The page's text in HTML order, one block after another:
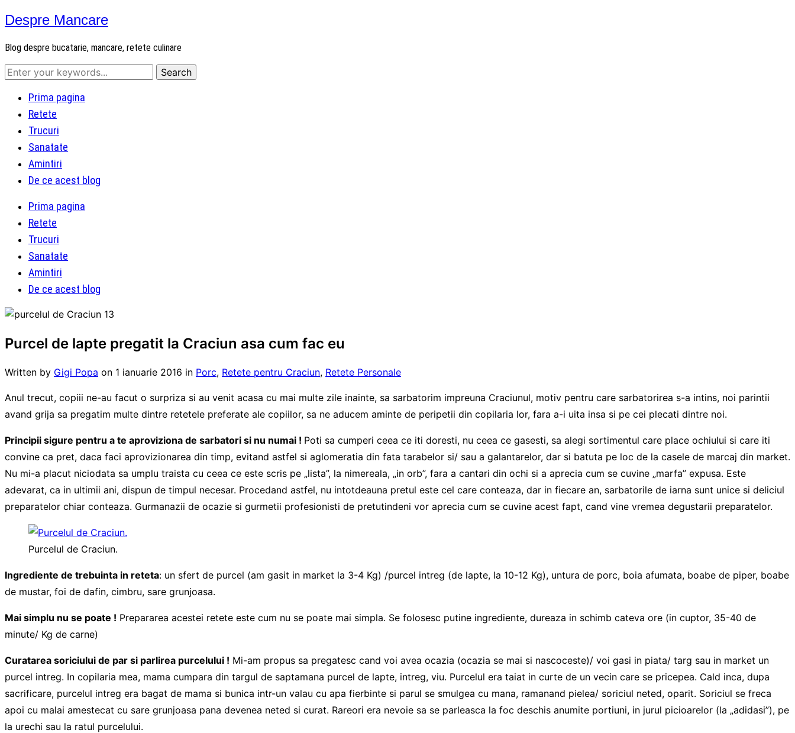
Despre Mancare
Blog despre bucatarie, mancare, retete culinare
Prima pagina
Retete
Trucuri
Sanatate
Amintiri
De ce acest blog
Prima pagina
Retete
Trucuri
Sanatate
Amintiri
De ce acest blog
Purcel de lapte pregatit la Craciun asa cum fac eu
Written by Gigi Popa on 1 ianuarie 2016 in Porc, Retete pentru Craciun, Retete Personale
Anul trecut, copiii ne-au facut o surpriza si au venit acasa cu mai multe zile inainte, sa sarbatorim impreuna Craciunul, motiv pentru care sarbatorirea s-a intins, noi parintii
avand grija sa pregatim multe dintre retetele preferate ale copiilor, sa ne aducem aminte de peripetii din copilaria lor, fara a-i uita insa si pe cei plecati dintre noi.
Principii sigure pentru a te aproviziona de sarbatori si nu numai ! Poti sa cumperi ceea ce iti doresti, nu ceea ce gasesti, sa alegi sortimentul care place ochiului si care iti
convine ca pret, daca faci aprovizionarea din timp, evitand astfel si aglomeratia din fata tarabelor si/ sau a galantarelor, dar si batuta pe loc de la casele de marcaj din market.
Nu mi-a placut niciodata sa umplu traista cu ceea ce este scris pe „lista”, la nimereala, „in orb”, fara a cantari din ochi si a aprecia cum se cuvine „marfa” expusa. Este
adevarat, ca in ultimii ani, dispun de timpul necesar. Procedand astfel, nu intotdeauna pretul este cel care conteaza, dar in fiecare an, sarbatorile de iarna sunt unice si deliciul
preparatelor chiar conteaza. Gurmanazii de ocazie si gurmetii profesionisti de pretutindeni vor aprecia cum se cuvine acest fapt, cand vine vremea degustarii preparatelor.
Purcelul de Craciun.
Ingrediente de trebuinta in reteta: un sfert de purcel (am gasit in market la 3-4 Kg) /purcel intreg (de lapte, la 10-12 Kg), untura de porc, boia afumata, boabe de piper, boabe
de mustar, foi de dafin, cimbru, sare grunjoasa.
Mai simplu nu se poate ! Prepararea acestei retete este cum nu se poate mai simpla. Se folosesc putine ingrediente, dureaza in schimb cateva ore (in cuptor, 35-40 de
minute/ Kg de carne)
Curatarea soriciului de par si parlirea purcelului ! Mi-am propus sa pregatesc cand voi avea ocazia (ocazia se mai si nascoceste)/ voi gasi in piata/ targ sau in market un
purcel intreg. In copilaria mea, mama cumpara din targul de saptamana purcel de lapte, intreg, viu. Purcelul era taiat in curte de un vecin care se pricepea. Cald inca, dupa
sacrificare, purcelul intreg era bagat de mama si bunica intr-un valau cu apa fierbinte si parul se smulgea cu mana, ramanand pielea/ soriciul neted, oparit. Soriciul se freca
apoi cu malai amestecat cu sare grunjoasa pana devenea neted si curat. Rareori era nevoie sa se parleasca la foc deschis anumite portiuni, in jurul picioarelor (la „adidasi”), pe
la urechi sau la ratul purcelului.